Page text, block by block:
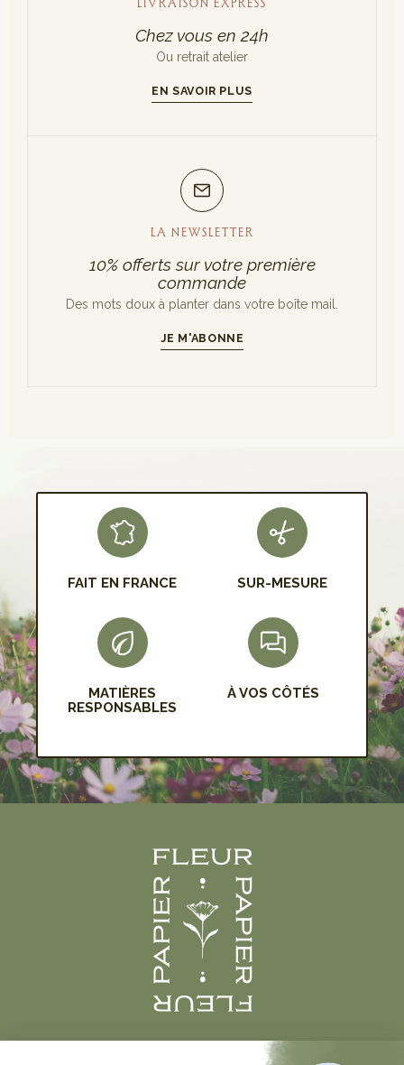
LIVRAISON EXPRESS
Chez vous en 24h
Ou retrait atelier
EN SAVOIR PLUS
LA NEWSLETTER
10% offerts sur votre première
commande
Des mots doux à planter dans votre boîte mail.
JE M'ABONNE
S'INSCRIRE
FAIT EN FRANCE SUR-MESURE
MATIÈRES
RESPONSABLES
À VOS CÔTÉS